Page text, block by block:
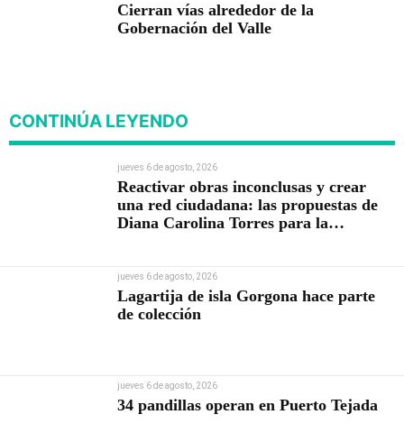
Cierran vías alrededor de la
Gobernación del Valle
CONTINÚA LEYENDO
jueves 6 de agosto, 2026
Reactivar obras inconclusas y crear
una red ciudadana: las propuestas de
Diana Carolina Torres para la
jueves 6 de agosto, 2026
Lagartija de isla Gorgona hace parte
de colección
jueves 6 de agosto, 2026
34 pandillas operan en Puerto Tejada